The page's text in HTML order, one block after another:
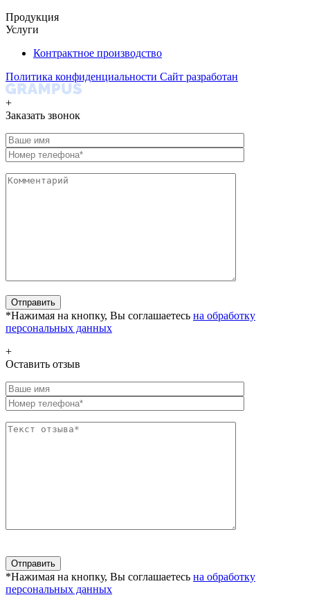
Продукция
Услуги
Контрактное производство
Политика конфиденциальности Сайт разработан
+
Заказать звонок
*Нажимая на кнопку, Вы соглашаетесь на обработку
персональных данных
+
Оставить отзыв
*Нажимая на кнопку, Вы соглашаетесь на обработку
персональных данных